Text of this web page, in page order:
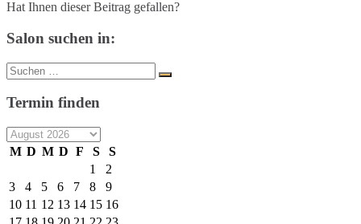
Hat Ihnen dieser Beitrag gefallen?
Salon suchen in:
Suche
nach:
Suchen
Termin finden
M D M D F S
S
1
2
3
4 5 6 7 8
9
10 11 12 13 14 15 16